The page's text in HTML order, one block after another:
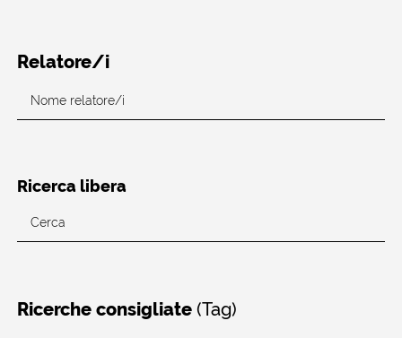
Relatore/i
Ricerca libera
Ricerche consigliate(Tag)